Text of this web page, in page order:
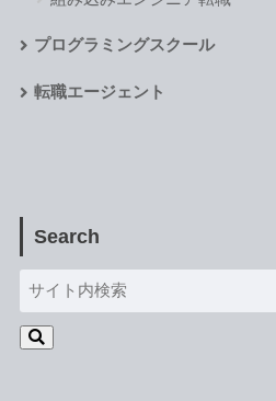
プログラミングスクール
転職エージェント
Search